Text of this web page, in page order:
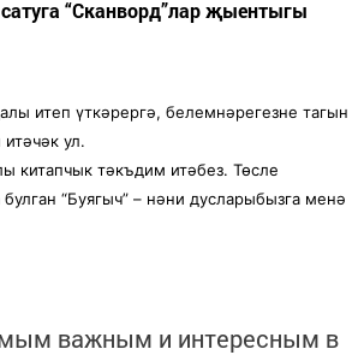
сатуга “Сканворд”лар җыентыгы
итеп үткәрергә, белемнәрегезне тагын
ул.
китапчык тәкъдим итәбез. Төсле
“Буягыч” – нәни дусларыбызга менә
важным и интересным в